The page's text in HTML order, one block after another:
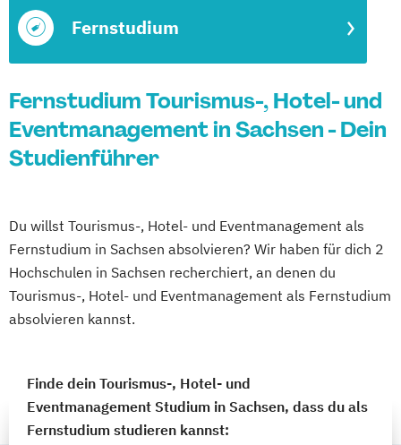
Fernstudium
Fernstudium Tourismus-, Hotel- und
Eventmanagement in Sachsen - Dein
Studienführer
Du willst Tourismus-, Hotel- und Eventmanagement als
Fernstudium in Sachsen absolvieren? Wir haben für dich 2
Hochschulen in Sachsen recherchiert, an denen du
Tourismus-, Hotel- und Eventmanagement als Fernstudium
absolvieren kannst.
Finde dein Tourismus-, Hotel- und
Eventmanagement Studium in Sachsen, dass du als
Fernstudium studieren kannst: